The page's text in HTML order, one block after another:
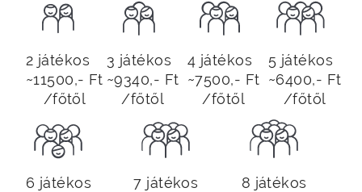
2 játékos
~11500,- Ft
/főtől
3 játékos
~9340,- Ft
/főtől
4 játékos
~7500,- Ft
/főtől
5 játékos
~6400,- Ft
/főtől
6 játékos
7 játékos
8 játékos